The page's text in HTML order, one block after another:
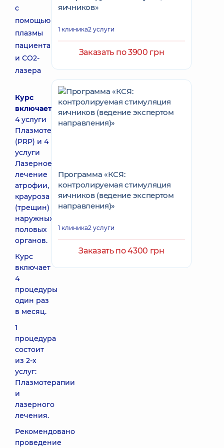
с
помощью
плазмы
пациента
и СО2-
лазера
Курс
включает
4 услуги
Плазмотерапия
(PRP) и 4
услуги
Лазерное
лечение
атрофии,
крауроза
(трещин)
наружных
половых
органов.
Курс
включает
4
процедуры
один раз
в месяц.
1
процедура
состоит
из 2-х
услуг:
Плазмотерапии
и
лазерного
лечения.
Рекомендовано
проведение
яичников»
1 клиника2 услуги
Заказать по 3900 грн
Программа «КСЯ:
контролируемая стимуляция
яичников (ведение экспертом
направления)»
1 клиника2 услуги
Заказать по 4300 грн